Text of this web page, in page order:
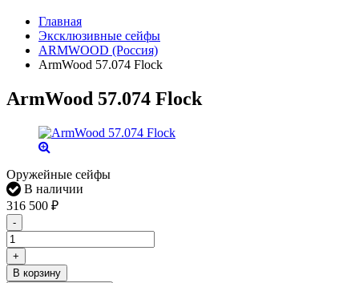
Главная
Эксклюзивные сейфы
ARMWOOD (Россия)
ArmWood 57.074 Flock
ArmWood 57.074 Flock
Оружейные сейфы
В наличии
316 500 ₽
-
+
В корзину